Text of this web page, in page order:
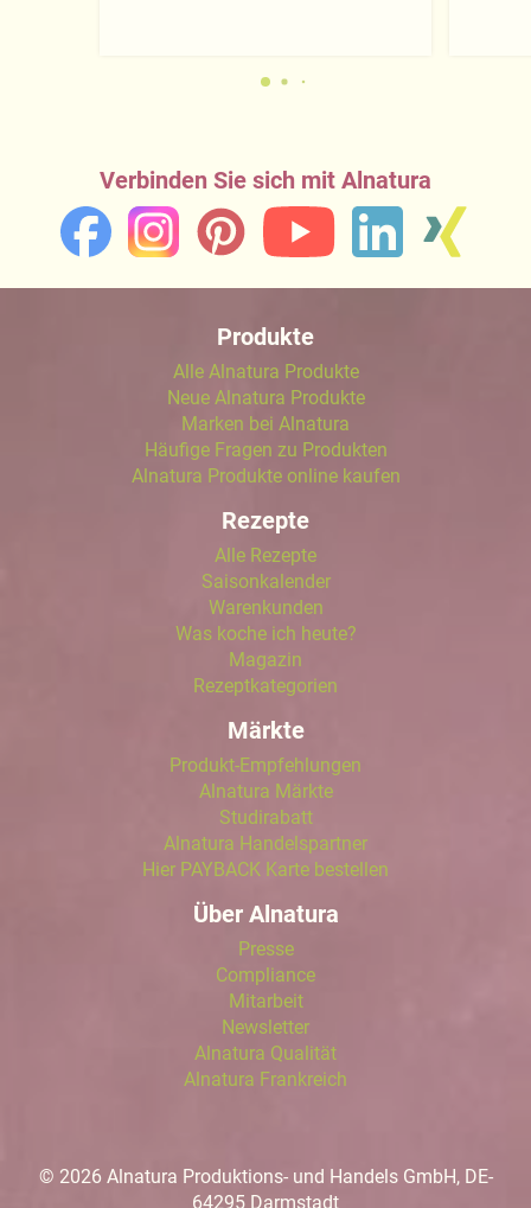
Verbinden Sie sich mit Alnatura
Produkte
Alle Alnatura Produkte
Neue Alnatura Produkte
Marken bei Alnatura
Häufige Fragen zu Produkten
Alnatura Produkte online kaufen
Rezepte
Alle Rezepte
Saisonkalender
Warenkunden
Was koche ich heute?
Magazin
Rezeptkategorien
Märkte
Produkt-Empfehlungen
Alnatura Märkte
Studirabatt
Alnatura Handelspartner
Hier PAYBACK Karte bestellen
Über Alnatura
Presse
Compliance
Mitarbeit
Newsletter
Alnatura Qualität
Alnatura Frankreich
© 2026 Alnatura Produktions- und Handels GmbH, DE-
64295 Darmstadt